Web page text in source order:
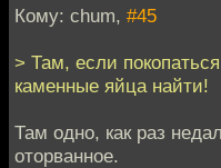
Кому: chum, #45
> Там, если
каменные яйца найти!
Там одно, как раз
оторванное.